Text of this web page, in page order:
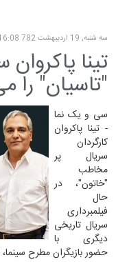
سه شنبه, 19 ارديبهشت 782 16:08
تینا پاکروان
"تاسیان" را
سی و یک نما
- تینا پاکروان
کارگردان
سریال پر
مخاطب
"خاتون"، در
حال
فیلمبرداری
سریال تاریخی
دیگری با
حضور بازیگران مطرح